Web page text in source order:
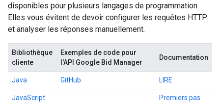
disponibles pour plusieurs langages de programmation.
Elles vous évitent de devoir configurer les requêtes HTTP
et analyser les réponses manuellement.
Bibliothèque
cliente
Exemples de code pour
l'API Google Bid Manager
Documentation
Java GitHub LIRE
JavaScript Premiers pas